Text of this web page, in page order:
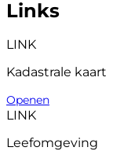
Links
LINK
Kadastrale kaart
Openen
LINK
Leefomgeving